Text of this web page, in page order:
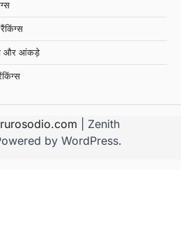
और आंकड़े
| Zenith
by WordPress.